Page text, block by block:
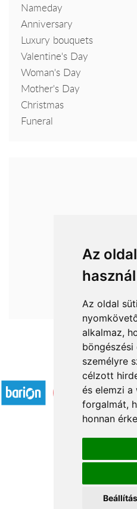
Az
használ
Az oldal
alkalmaz,
személyre
célzott
és elemzi a
forgalmát,
honnan
Nameday
Anniversary
Luxury bouquets
Valentine's Day
Woman's Day
Mother's Day
Christmas
Funeral
Accepted